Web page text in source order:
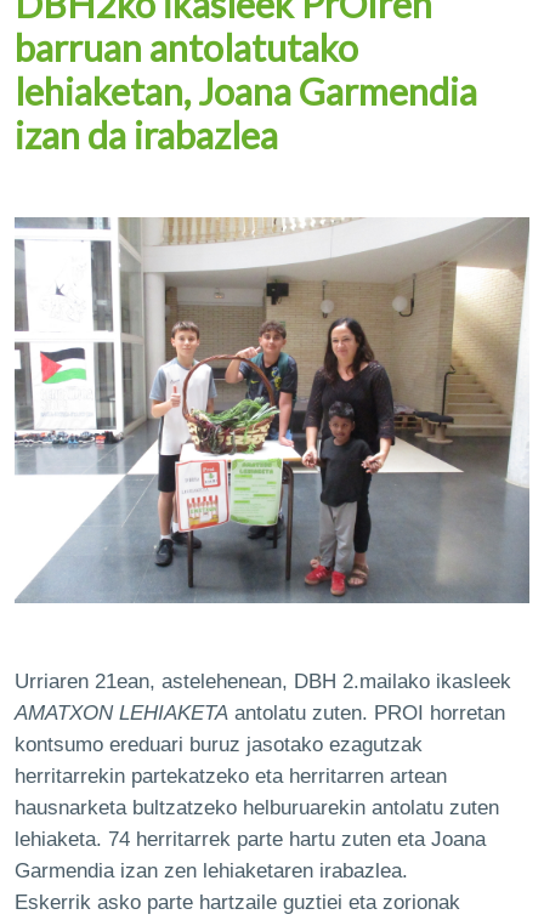
barruan antolatutako
lehiaketan, Joana Garmendia
izan da irabazlea
Urriaren 21ean, astelehenean, DBH 2.mailako ikasleek
AMATXON LEHIAKETA antolatu zuten. PROI horretan
kontsumo ereduari buruz jasotako ezagutzak
herritarrekin partekatzeko eta herritarren artean
hausnarketa bultzatzeko helburuarekin antolatu zuten
lehiaketa. 74 herritarrek parte hartu zuten eta Joana
Garmendia izan zen lehiaketaren irabazlea.
Eskerrik asko parte hartzaile guztiei eta zorionak